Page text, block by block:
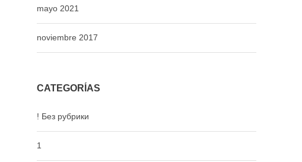
mayo 2021
noviembre 2017
CATEGORÍAS
! Без рубрики
1